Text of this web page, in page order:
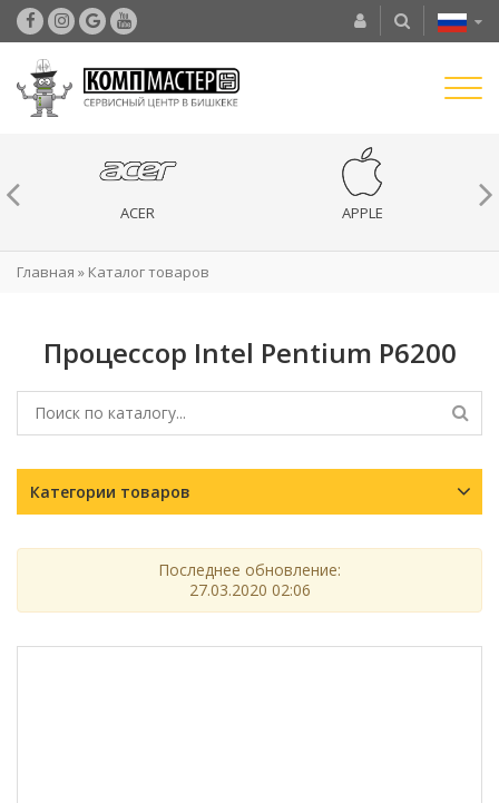
ACER APPLE
Главная » Каталог товаров
Процессор Intel Pentium P6200
Категории товаров
Последнее обновление:
27.03.2020 02:06